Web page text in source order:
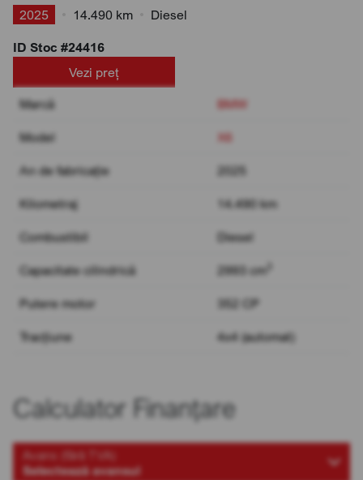
2025 14.490 km
Diesel
ID Stoc #24416
Vezi preț
Marcă
BMW
Model X6
An de fabricație 2025
Kilometraj 14.490 km
Combustibil Diesel
Capacitate cilindrică 2993 cm
Putere motor 352 CP
Tracțiune 4x4 (automat)
Calculator Finanțare
Avans (fără TVA)
Selectează avansul